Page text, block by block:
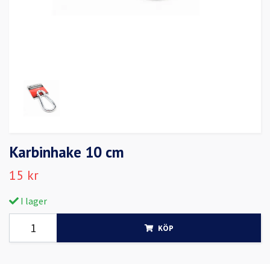
Karbinhake 10 cm
15 kr
I lager
KÖP